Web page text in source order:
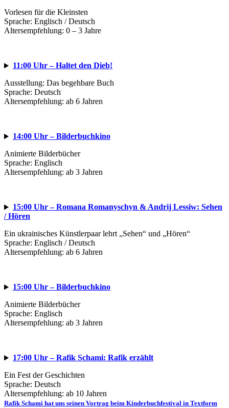
Vorlesen für die Kleinsten
Sprache: Englisch / Deutsch
Altersempfehlung: 0 – 3 Jahre
11:00 Uhr – Haltet den Dieb!
Ausstellung: Das begehbare Buch
Sprache: Deutsch
Altersempfehlung: ab 6 Jahren
14:00 Uhr – Bilderbuchkino
Animierte Bilderbücher
Sprache: Englisch
Altersempfehlung: ab 3 Jahren
15:00 Uhr – Romana Romanyschyn & Andrij Lessiw: Sehen
/ Hören
Ein ukrainisches Künstlerpaar lehrt „Sehen“ und „Hören“
Sprache: Englisch / Deutsch
Altersempfehlung: ab 6 Jahren
15:00 Uhr – Bilderbuchkino
Animierte Bilderbücher
Sprache: Englisch
Altersempfehlung: ab 3 Jahren
17:00 Uhr – Rafik Schami: Rafik erzählt
Ein Fest der Geschichten
Sprache: Deutsch
Altersempfehlung: ab 10 Jahren
Rafik Schami hat uns seinen Vortrag beim Kinderbuchfestival in Textform